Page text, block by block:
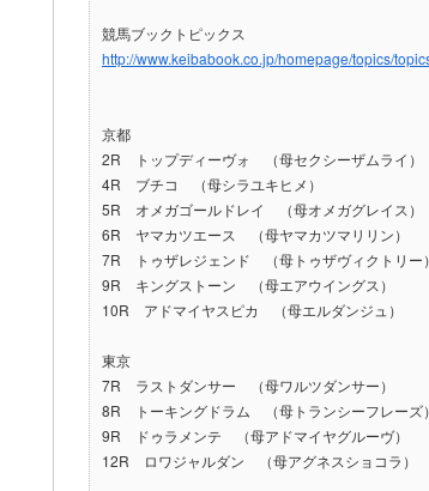
競馬ブックトピックス
http://www.keibabook.co.jp/homepage/topics/
京都
2R トップディーヴォ （母セクシーザムライ）
4R ブチコ （母シラユキヒメ）
5R オメガゴールドレイ （母オメガグレイス）
6R ヤマカツエース （母ヤマカツマリリン）
7R トゥザレジェンド （母トゥザヴィクトリー）
9R キングストーン （母エアウイングス）
10R アドマイヤスピカ （母エルダンジュ）
東京
7R ラストダンサー （母ワルツダンサー）
8R トーキングドラム （母トランシーフレーズ）
9R ドゥラメンテ （母アドマイヤグルーヴ）
12R ロワジャルダン （母アグネスショコラ）